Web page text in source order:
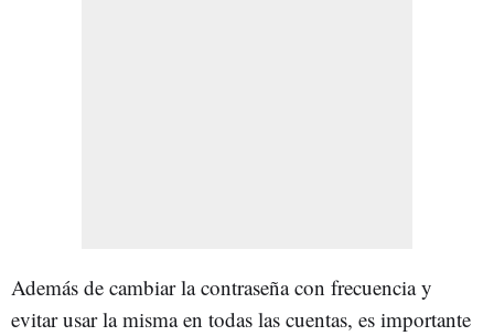
Además de cambiar la contraseña con frecuencia y
evitar usar la misma en todas las cuentas, es importante